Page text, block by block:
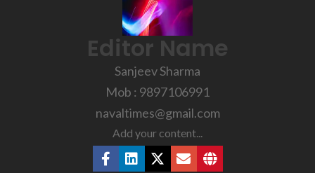
Editor Name
Sanjeev Sharma
Mob : 9897106991
navaltimes@gmail.com
Add your content...